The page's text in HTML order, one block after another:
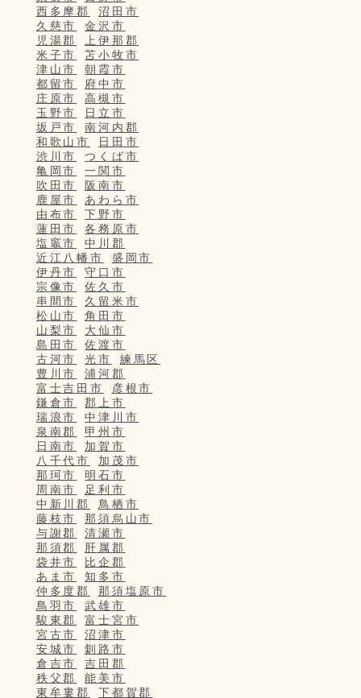
西多摩郡
沼田市
久慈市
金沢市
児湯郡
上伊那郡
米子市
苫小牧市
津山市
朝霞市
都留市
府中市
庄原市
高槻市
玉野市
日立市
坂戸市
南河内郡
和歌山市
日田市
渋川市
つくば市
亀岡市
一関市
吹田市
阪南市
鹿屋市
あわら市
由布市
下野市
蓮田市
各務原市
塩竈市
中川郡
近江八幡市
盛岡市
伊丹市
守口市
宗像市
佐久市
串間市
久留米市
松山市
角田市
山梨市
大仙市
島田市
佐渡市
古河市
光市
練馬区
豊川市
浦河郡
富士吉田市
彦根市
鎌倉市
郡上市
瑞浪市
中津川市
泉南郡
甲州市
日南市
加賀市
八千代市
加茂市
那珂市
明石市
周南市
足利市
中新川郡
鳥栖市
藤枝市
那須烏山市
与謝郡
清瀬市
那須郡
肝属郡
袋井市
比企郡
あま市
知多市
仲多度郡
那須塩原市
鳥羽市
武雄市
駿東郡
富士宮市
宮古市
沼津市
安城市
釧路市
倉吉市
吉田郡
秩父郡
能美市
東牟婁郡
下都賀郡